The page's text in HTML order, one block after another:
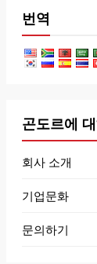
번역
곤도르에
회사 소개
기업문화
문의하기